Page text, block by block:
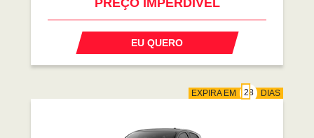
EU QUERO
EXPIRA EM DIAS